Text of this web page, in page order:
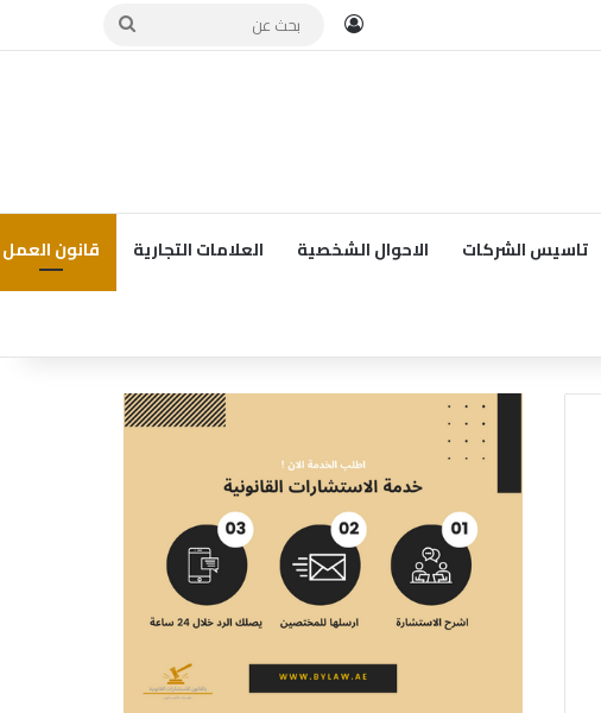
تسجيل الدخول
بحث
تاسيس الشركات الاحوال الشخصية العلامات التجارية قانون العمل